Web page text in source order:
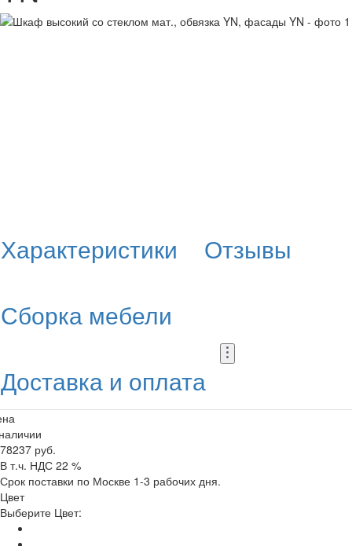
Характеристики
Отзывы
Сборка мебели
Доставка и оплата
78237 руб.
В т.ч. НДС 22 %
Срок поставки по Москве 1-3 рабочих дня.
Цвет
Выберите Цвет: